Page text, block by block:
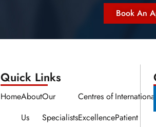
Book An
Quick Links​​
HomeAbout
Us
Our
Specialists
Centres of
Excellence
International
Patient